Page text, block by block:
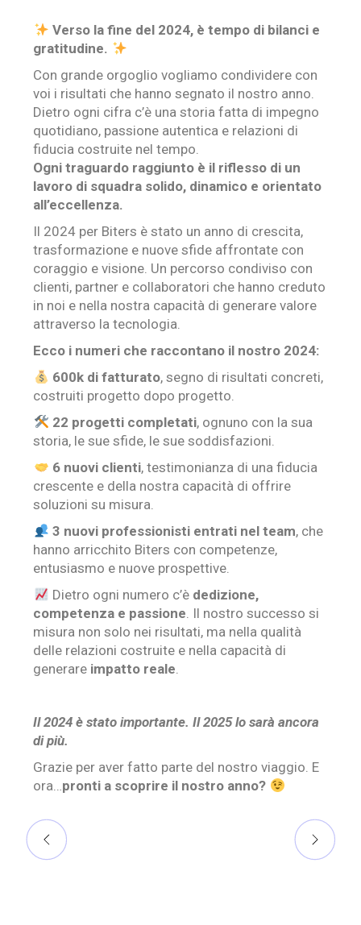
Verso la fine del 2024, è tempo di bilanci e
gratitudine.
Con grande orgoglio vogliamo condividere con
voi i risultati che hanno segnato il nostro anno.
Dietro ogni cifra c’è una storia fatta di impegno
quotidiano, passione autentica e relazioni di
fiducia costruite nel tempo.
Ogni traguardo raggiunto è il riflesso di un
lavoro di squadra solido, dinamico e orientato
all’eccellenza.
Il 2024 per Biters è stato un anno di crescita,
trasformazione e nuove sfide affrontate con
coraggio e visione. Un percorso condiviso con
clienti, partner e collaboratori che hanno creduto
in noi e nella nostra capacità di generare valore
attraverso la tecnologia.
Ecco i numeri che raccontano il nostro 2024:
600k di fatturato, segno di risultati concreti,
costruiti progetto dopo progetto.
22 progetti completati, ognuno con la sua
storia, le sue sfide, le sue soddisfazioni.
6 nuovi clienti, testimonianza di una fiducia
crescente e della nostra capacità di offrire
soluzioni su misura.
3 nuovi professionisti entrati nel team, che
hanno arricchito Biters con competenze,
entusiasmo e nuove prospettive.
Dietro ogni numero c’è dedizione,
competenza e passione. Il nostro successo si
misura non solo nei risultati, ma nella qualità
delle relazioni costruite e nella capacità di
generare impatto reale.
Il 2024 è stato importante. Il 2025 lo sarà ancora
di più.
Grazie per aver fatto parte del nostro viaggio. E
ora…pronti a scoprire il nostro anno?